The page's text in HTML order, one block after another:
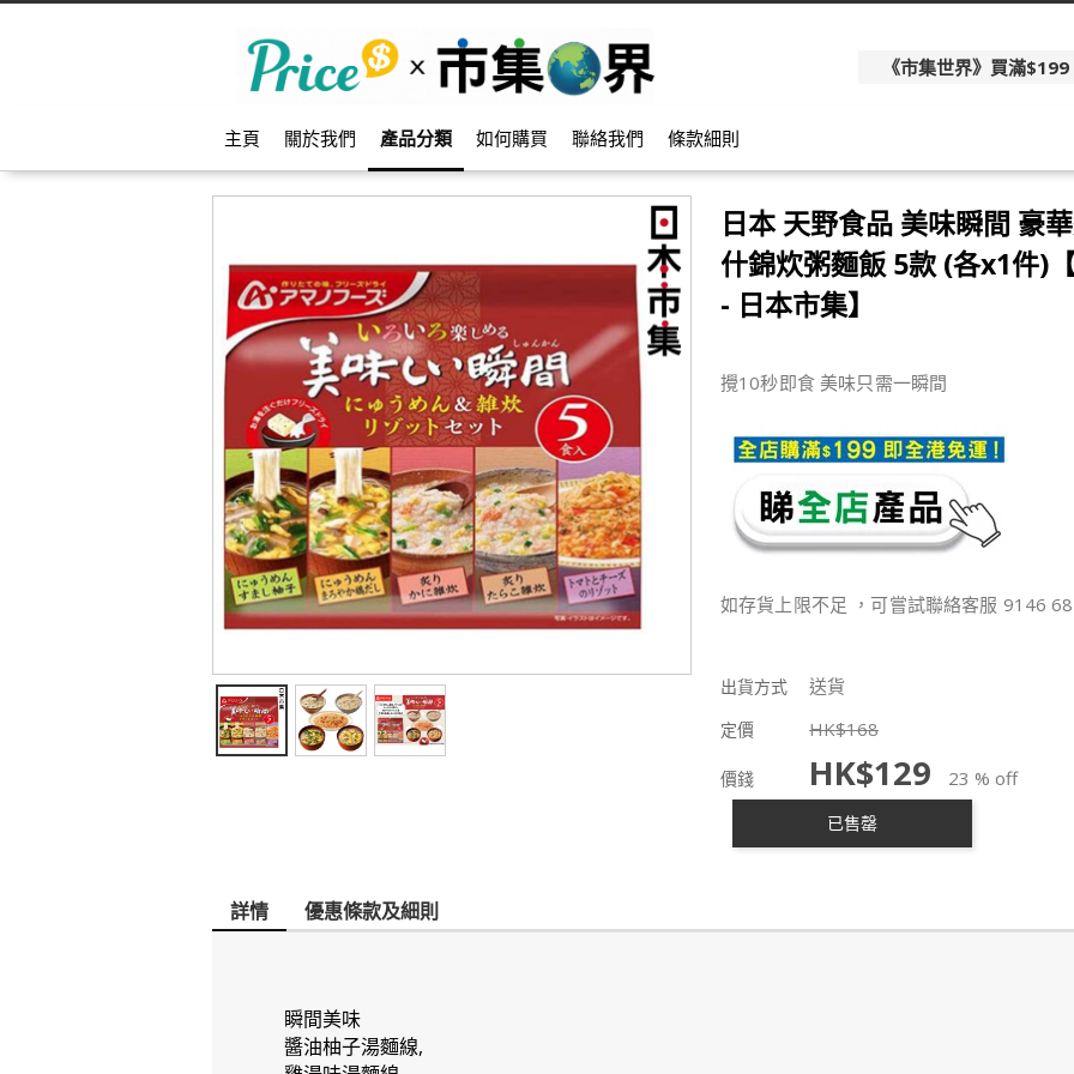
《市集世界》買滿
主頁 關於我們 產品分類 如何購買 聯絡我們 條款細則
日本 天野食品 美味瞬間 豪
什錦炊粥麵飯 5款 (各x1件)
- 日本市集】
攪10秒即食 美味只需一瞬間
如存貨上限不足 ，可嘗試聯絡客服 9146
出貨方式 送貨
定價 HK$168
價錢 HK$129 23 % off
已售罄
詳情 優惠條款及細則
瞬間美味
醬油柚子湯麵線,